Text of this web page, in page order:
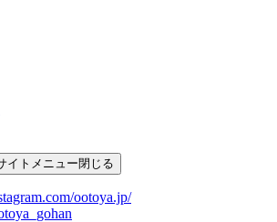
イトメニュー閉じる
ootoya.jp/